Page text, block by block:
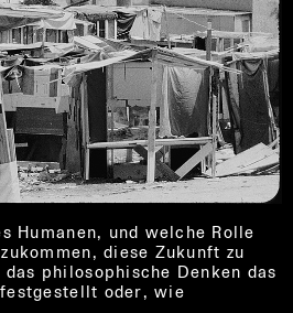
Humanen, und welche Rolle
diese Zukunft zu
philosophische Denken das
festgestellt oder, wie